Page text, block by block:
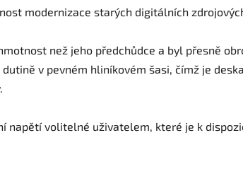
modernizace starých digitálních
než jeho předchůdce a byl přesně
v pevném hliníkovém šasi, čímž je
napětí volitelné uživatelem, které je k